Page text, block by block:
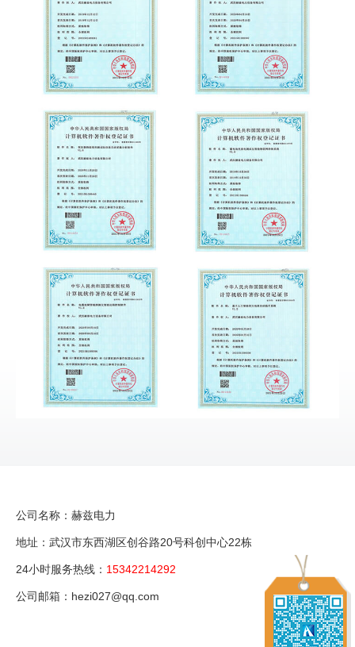
公司名称：赫兹电力
地址：武汉市东西湖区创谷路20号科创中心22栋
24小时服务热线： 15342214292
公司邮箱：hezi027@qq.com